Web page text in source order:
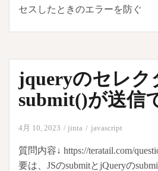
セスしたときのエラーを防ぐ
jqueryのセレク
submit()が送信
4月 10, 2023 jinta javascript
質問内容↓ https://teratail.com/
要は、JSのsubmitとjQueryの